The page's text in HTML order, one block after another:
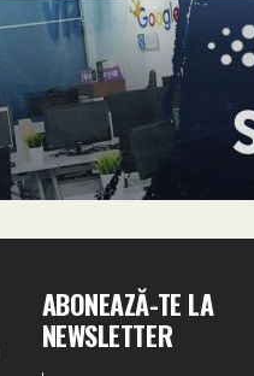
ABONEAZĂ-TE LA
NEWSLETTER